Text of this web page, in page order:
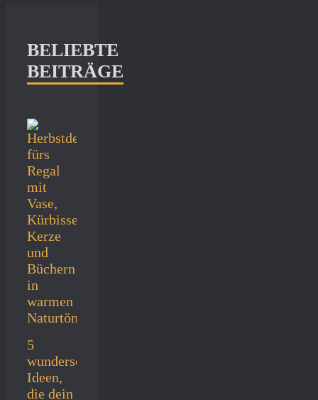
BELIEBTE
BEITRÄGE
5
wunderschöne
Ideen,
die dein